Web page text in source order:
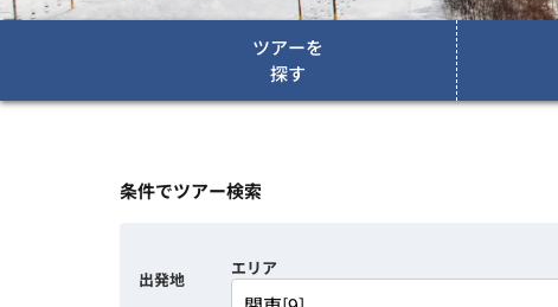
ツアーを
探す
条件でツアー検索
出発地
エリア